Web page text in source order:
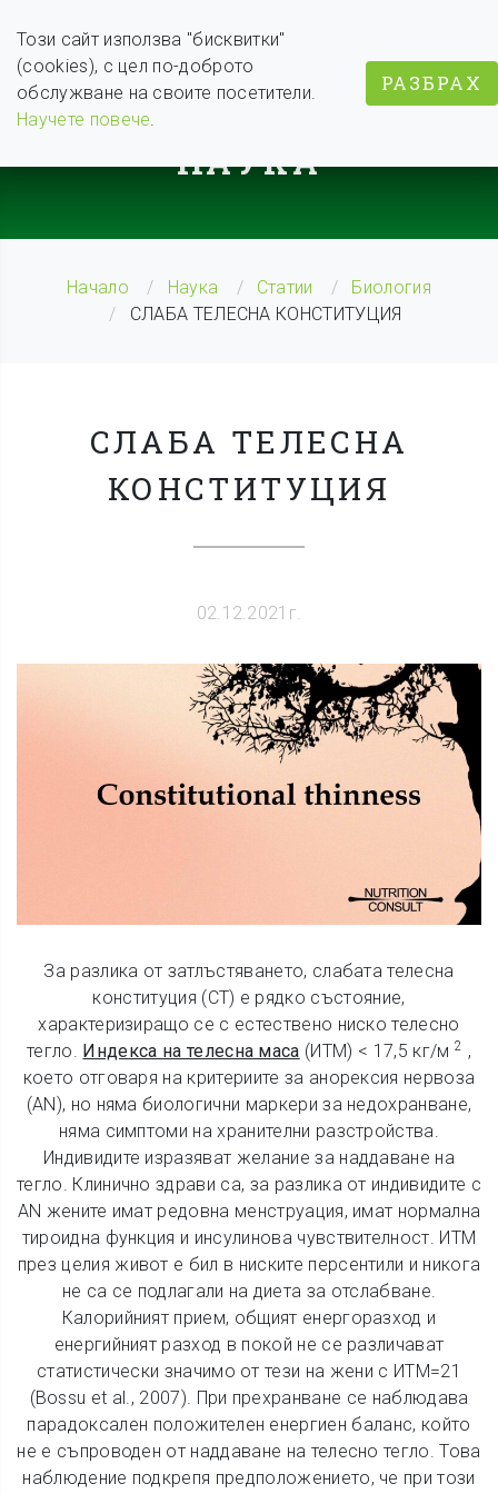
BODY WEIGHT COACH
НАУКА
Начало Наука Статии
Биология
СЛАБА ТЕЛЕСНА КОНСТИТУЦИЯ
СЛАБА ТЕЛЕСНА
КОНСТИТУЦИЯ
02.12.2021г.
За разлика от затлъстяването, слабата телесна
конституция (CT) е рядко състояние,
характеризиращо се с естествено ниско телесно
тегло. Индекса на телесна маса (ИТМ) < 17,5 кг/м 2 ,
което отговаря на критериите за анорексия нервоза
(AN), но няма биологични маркери за недохранване,
няма симптоми на хранителни разстройства.
Индивидите изразяват желание за наддаване на
тегло. Клинично здрави са, за разлика от индивидите с
AN жените имат редовна менструация, имат нормална
тироидна функция и инсулинова чувствителност. ИТМ
през целия живот е бил в ниските персентили и никога
не са се подлагали на диета за отслабване.
Калорийният прием, общият енергоразход и
енергийният разход в покой не се различават
статистически значимо от тези на жени с ИТМ=21
(Bossu et al., 2007). При прехранване се наблюдава
парадоксален положителен енергиен баланс, който
не е съпроводен от наддаване на телесно тегло. Това
наблюдение подкрепя предположението, че при този
Този сайт използва "бисквитки"
(cookies), с цел по-доброто
обслужване на своите посетители.
Научете повече.
РАЗБРАХ